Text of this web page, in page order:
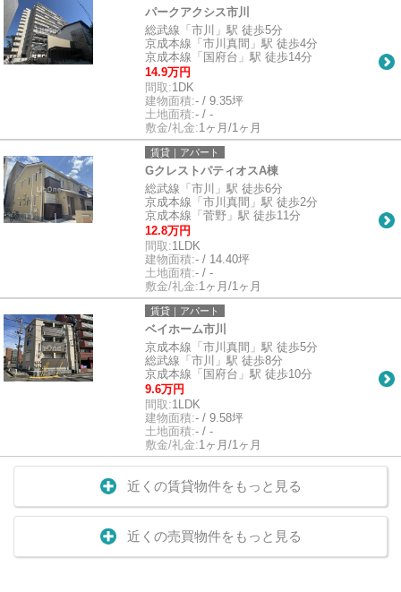
パークアクシス市川
総武線「市川」駅 徒歩5分
京成本線「市川真間」駅 徒歩4分
京成本線「国府台」駅 徒歩14分
14.9万円
間取:1DK
建物面積:- / 9.35坪
土地面積:- / -
敷金/礼金:1ヶ月/1ヶ月
賃貸｜アパート
GクレストパティオスA棟
総武線「市川」駅 徒歩6分
京成本線「市川真間」駅 徒歩2分
京成本線「菅野」駅 徒歩11分
12.8万円
間取:1LDK
建物面積:- / 14.40坪
土地面積:- / -
敷金/礼金:1ヶ月/1ヶ月
賃貸｜アパート
ベイホーム市川
京成本線「市川真間」駅 徒歩5分
総武線「市川」駅 徒歩8分
京成本線「国府台」駅 徒歩10分
9.6万円
間取:1LDK
建物面積:- / 9.58坪
土地面積:- / -
敷金/礼金:1ヶ月/1ヶ月
近くの賃貸物件をもっと見る
近くの売買物件をもっと見る